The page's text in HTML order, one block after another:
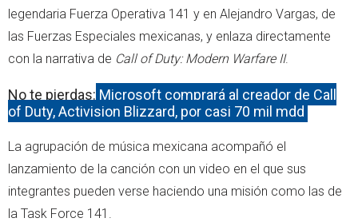
legendaria Fuerza Operativa 141 y en Alejandro Vargas, de
las Fuerzas Especiales mexicanas, y enlaza directamente
con la narrativa de Call of Duty: Modern Warfare II.
No te pierdas: Microsoft comprará al creador de Call
of Duty, Activision Blizzard, por casi 70 mil mdd
La agrupación de música mexicana acompañó el
lanzamiento de la canción con un video en el que sus
integrantes pueden verse haciendo una misión como las de
la Task Force 141.